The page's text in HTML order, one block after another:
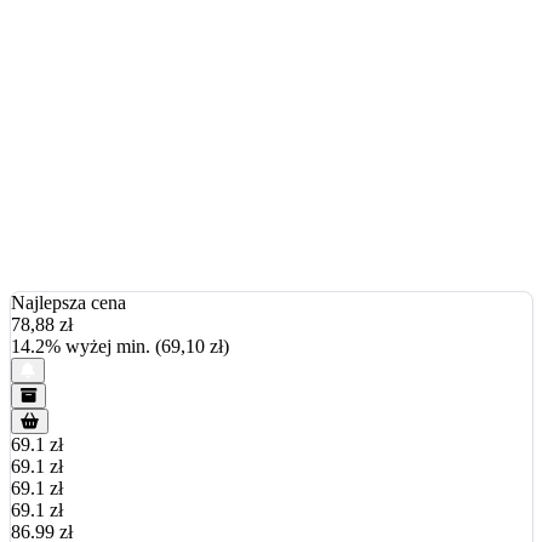
Najlepsza cena
78,88 zł
14.2% wyżej min. (69,10 zł)
69.1 zł
69.1 zł
69.1 zł
69.1 zł
86.99 zł